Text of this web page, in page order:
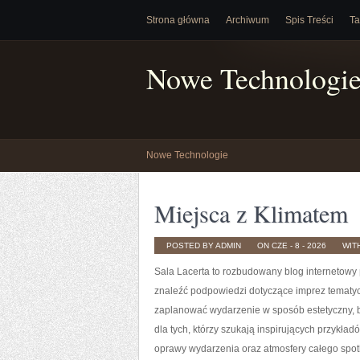
Strona główna Archiwum Spis Treści
Nowe
Nowe Technologie
Miejsca z Klimatem
POSTED BY ADMIN ON CZE - 8 - 2026
Sala Lacerta to rozbudowany blog
znaleźć podpowiedzi dotyczące imprez
zaplanować wydarzenie w sposób
dla tych, którzy szukają inspirujących
oprawy wydarzenia oraz atmosfery całego